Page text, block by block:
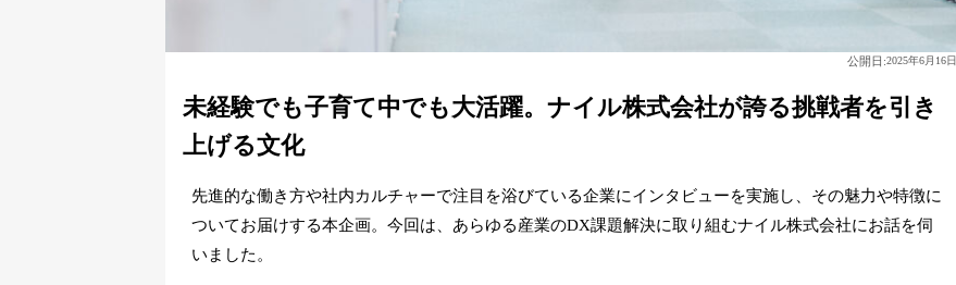
公開日:2025年6月16日
未経験でも子育て中でも大活躍。ナイル株式会社が誇る挑戦者を引き
上げる文化
先進的な働き方や社内カルチャーで注目を浴びている企業にインタビューを実施し、その魅力や特徴に
ついてお届けする本企画。今回は、あらゆる産業のDX課題解決に取り組むナイル株式会社にお話を伺
いました。